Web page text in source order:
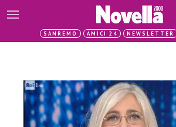
SANREMO AMICI 24 NEWSLETTER